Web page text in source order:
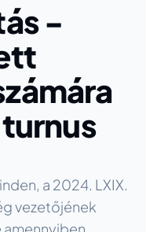
-
a 2024. LXIX.
vezetőjének